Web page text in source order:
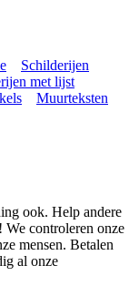
Schilderijen
met lijst
Muurteksten
ook. Help andere
We controleren onze
mensen. Betalen
al onze